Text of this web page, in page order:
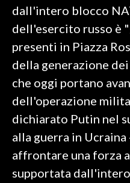
CULTURA
GOSSIP
SALUTE
SARDEGNA TURISMO
SARDI NEL MONDO
NOTIZIE
dall'intero blocco
dell'esercito russo è
presenti in Piazza
della generazione
che oggi portano
dell'operazione
dichiarato Putin nel
alla guerra in Ucraina
affrontare una forza
supportata